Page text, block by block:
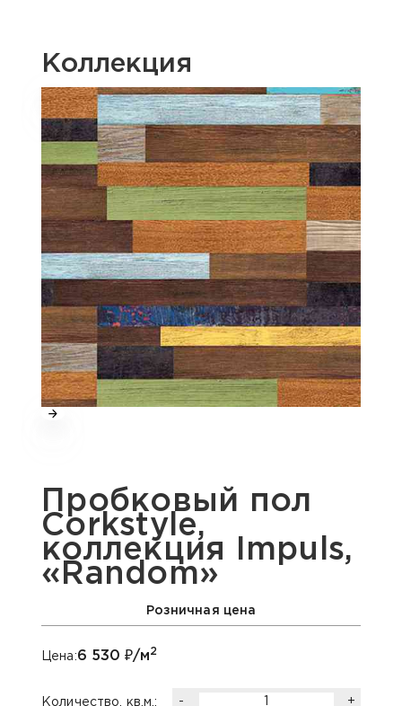
Коллекция
Пробковый пол
Corkstyle,
коллекция Impuls,
«Random»
Розничная цена
Цена:6 530 ₽/м2
Количество, кв.м.: - +